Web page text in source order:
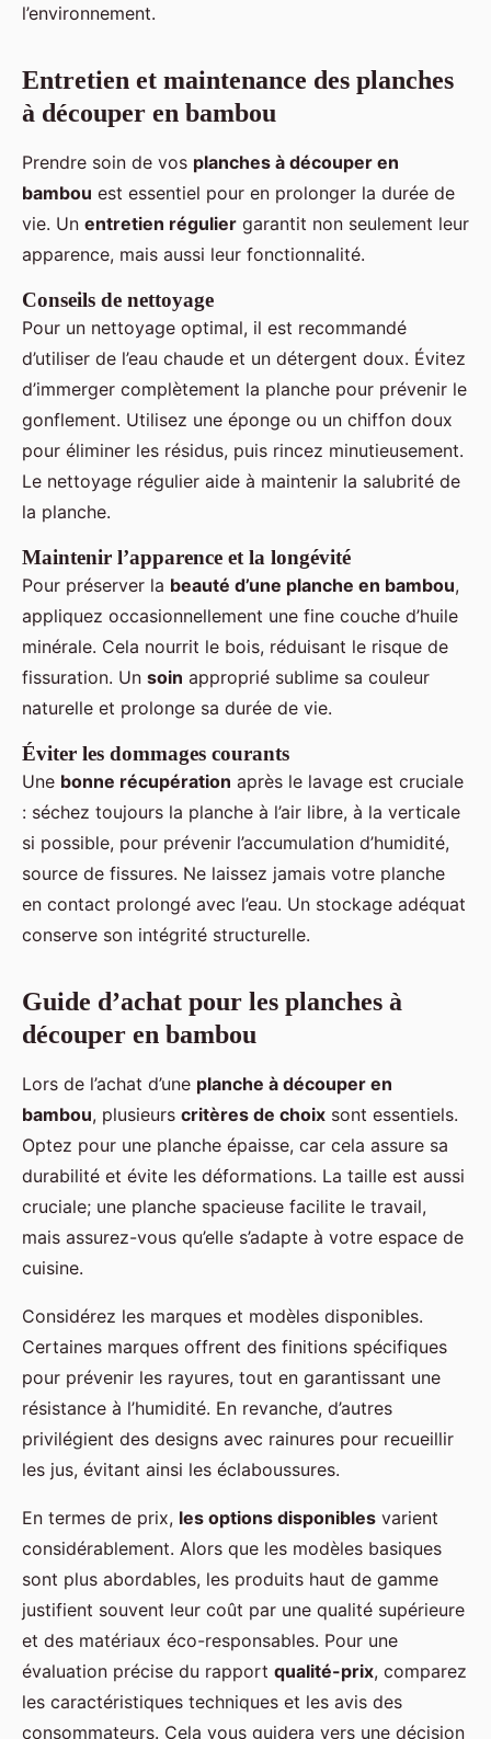
l’environnement.
Entretien et maintenance des planches
à découper en bambou
Prendre soin de vos planches à découper en
bambou est essentiel pour en prolonger la durée de
vie. Un entretien régulier garantit non seulement leur
apparence, mais aussi leur fonctionnalité.
Conseils de nettoyage
Pour un nettoyage optimal, il est recommandé
d’utiliser de l’eau chaude et un détergent doux. Évitez
d’immerger complètement la planche pour prévenir le
gonflement. Utilisez une éponge ou un chiffon doux
pour éliminer les résidus, puis rincez minutieusement.
Le nettoyage régulier aide à maintenir la salubrité de
la planche.
Maintenir l’apparence et la longévité
Pour préserver la beauté d’une planche en bambou,
appliquez occasionnellement une fine couche d’huile
minérale. Cela nourrit le bois, réduisant le risque de
fissuration. Un soin approprié sublime sa couleur
naturelle et prolonge sa durée de vie.
Éviter les dommages courants
Une bonne récupération après le lavage est cruciale
: séchez toujours la planche à l’air libre, à la verticale
si possible, pour prévenir l’accumulation d’humidité,
source de fissures. Ne laissez jamais votre planche
en contact prolongé avec l’eau. Un stockage adéquat
conserve son intégrité structurelle.
Guide d’achat pour les planches à
découper en bambou
Lors de l’achat d’une planche à découper en
bambou, plusieurs critères de choix sont essentiels.
Optez pour une planche épaisse, car cela assure sa
durabilité et évite les déformations. La taille est aussi
cruciale; une planche spacieuse facilite le travail,
mais assurez-vous qu’elle s’adapte à votre espace de
cuisine.
Considérez les marques et modèles disponibles.
Certaines marques offrent des finitions spécifiques
pour prévenir les rayures, tout en garantissant une
résistance à l’humidité. En revanche, d’autres
privilégient des designs avec rainures pour recueillir
les jus, évitant ainsi les éclaboussures.
En termes de prix, les options disponibles varient
considérablement. Alors que les modèles basiques
sont plus abordables, les produits haut de gamme
justifient souvent leur coût par une qualité supérieure
et des matériaux éco-responsables. Pour une
évaluation précise du rapport qualité-prix, comparez
les caractéristiques techniques et les avis des
consommateurs. Cela vous guidera vers une décision